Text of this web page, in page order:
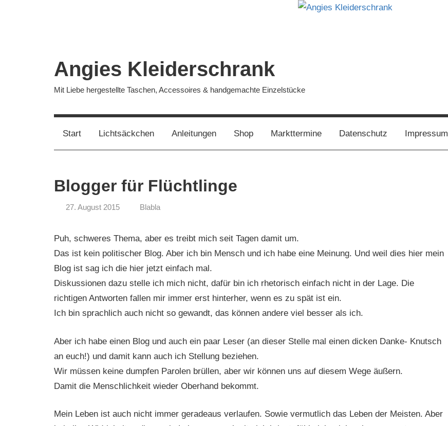
Angies Kleiderschrank
Mit Liebe hergestellte Taschen, Accessoires & handgemachte Einzelstücke
Start Lichtsäckchen Anleitungen Shop Markttermine Datenschutz Impressum
Blogger für Flüchtlinge
27. August 2015
Blabla
Puh, schweres Thema, aber es treibt mich seit Tagen damit um.
Das ist kein politischer Blog. Aber ich bin Mensch und ich habe eine Meinung. Und weil dies hier mein
Blog ist sag ich die hier jetzt einfach mal.
Diskussionen dazu stelle ich mich nicht, dafür bin ich rhetorisch einfach nicht in der Lage. Die
richtigen Antworten fallen mir immer erst hinterher, wenn es zu spät ist ein.
Ich bin sprachlich auch nicht so gewandt, das können andere viel besser als ich.
Aber ich habe einen Blog und auch ein paar Leser (an dieser Stelle mal einen dicken Danke- Knutsch
an euch!) und damit kann auch ich Stellung beziehen.
Wir müssen keine dumpfen Parolen brüllen, aber wir können uns auf diesem Wege äußern.
Damit die Menschlichkeit wieder Oberhand bekommt.
Mein Leben ist auch nicht immer geradeaus verlaufen. Sowie vermutlich das Leben der Meisten. Aber